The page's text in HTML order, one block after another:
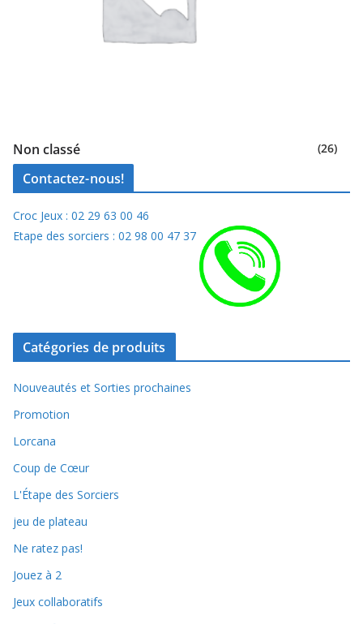
Non classé (26)
Contactez-nous!
Croc Jeux : 02 29 63 00 46
Etape des sorciers : 02 98 00 47 37
Catégories de produits
Nouveautés et Sorties prochaines
Promotion
Lorcana
Coup de Cœur
L'Étape des Sorciers
jeu de plateau
Ne ratez pas!
Jouez à 2
Jeux collaboratifs